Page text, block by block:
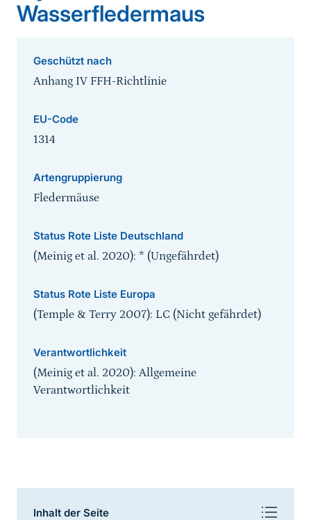
Wasserfledermaus
Geschützt nach
Anhang IV FFH-Richtlinie
EU-Code
1314
Artengruppierung
Fledermäuse
Status Rote Liste Deutschland
(Meinig et al. 2020): * (Ungefährdet)
Status Rote Liste Europa
(Temple & Terry 2007): LC (Nicht gefährdet)
Verantwortlichkeit
(Meinig et al. 2020): Allgemeine
Verantwortlichkeit
Inhalt der Seite